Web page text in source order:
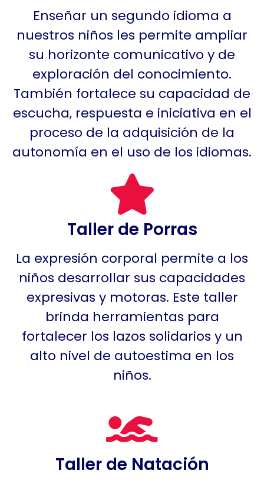
Enseñar un segundo idioma a
nuestros niños les permite ampliar
su horizonte comunicativo y de
exploración del conocimiento.
También fortalece su capacidad de
escucha, respuesta e iniciativa en el
proceso de la adquisición de la
autonomía en el uso de los idiomas.
Taller de Porras
La expresión corporal permite a los
niños desarrollar sus capacidades
expresivas y motoras. Este taller
brinda herramientas para
fortalecer los lazos solidarios y un
alto nivel de autoestima en los
niños.
Taller de Natación